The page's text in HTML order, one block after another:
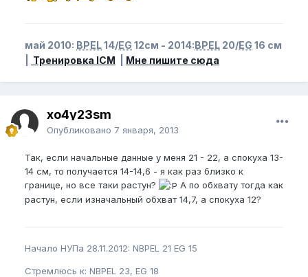
май 2010: BPEL14/EG 12см - 2014:BPEL 20/EG 16 см
Тренировка ICM Мне пишите сюда
xo4y23sm
Опубликовано 7 января, 2013
Так, если начальные данные у меня 21 - 22, а спокуха 13-
14 см, то получается 14-14,6 - я как раз близко к
границе, но все таки растун?
А по обхвату тогда как
растун, если изначальный обхват 14,7, а спокуха 12?
Начало НУПа 28.11.2012: NBPEL 21 EG 15
Стремлюсь к: NBPEL 23, EG 18